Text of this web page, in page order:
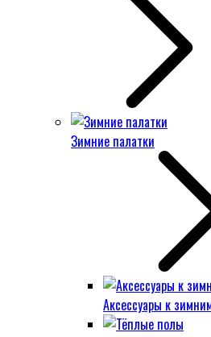
Зимние палатки
Аксессуары к